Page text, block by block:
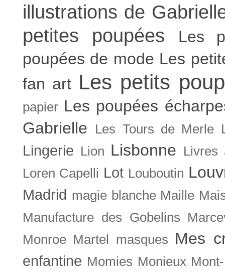
illustrations de
petites poupées
Les
poupées de mode Les
fan art Les petits
papier Les poupées
Gabrielle
Les Tours de Merle
Lingerie Lion Lisbonne
Livres
Loren Capelli Lot Louboutin
Madrid magie blanche Maille
Manufacture des Gobelins
Monroe Martel masques Mes
enfantine Momies Monieux